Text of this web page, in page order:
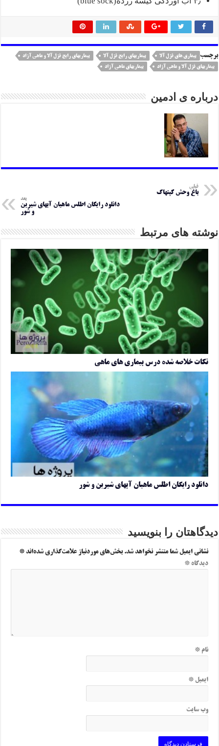
برچسب بیماری های قزل آلا بیماریهای رایج قزل آلا
بیماریهای رایج قزل آلا و ماهی آزاد
بیماریهای قزل آلا و ماهی آزاد
بیماریهای ماهی آزاد
درباره ی ادمین
قبلی
باغ وحش کپنهاگ
بعد
دانلود رایگان اطلس ماهیان آبهای شیرین
و شور
نوشته های مرتبط
نکات خلاصه شده درس بیماری های ماهی
دانلود رایگان اطلس ماهیان آبهای شیرین و شور
دیدگاهتان را بنویسید
نشانی ایمیل شما منتشر نخواهد شد. بخش‌های موردنیاز علامت‌گذاری شده‌اند*
دیدگاه*
نام*
ایمیل*
وب‌ سایت